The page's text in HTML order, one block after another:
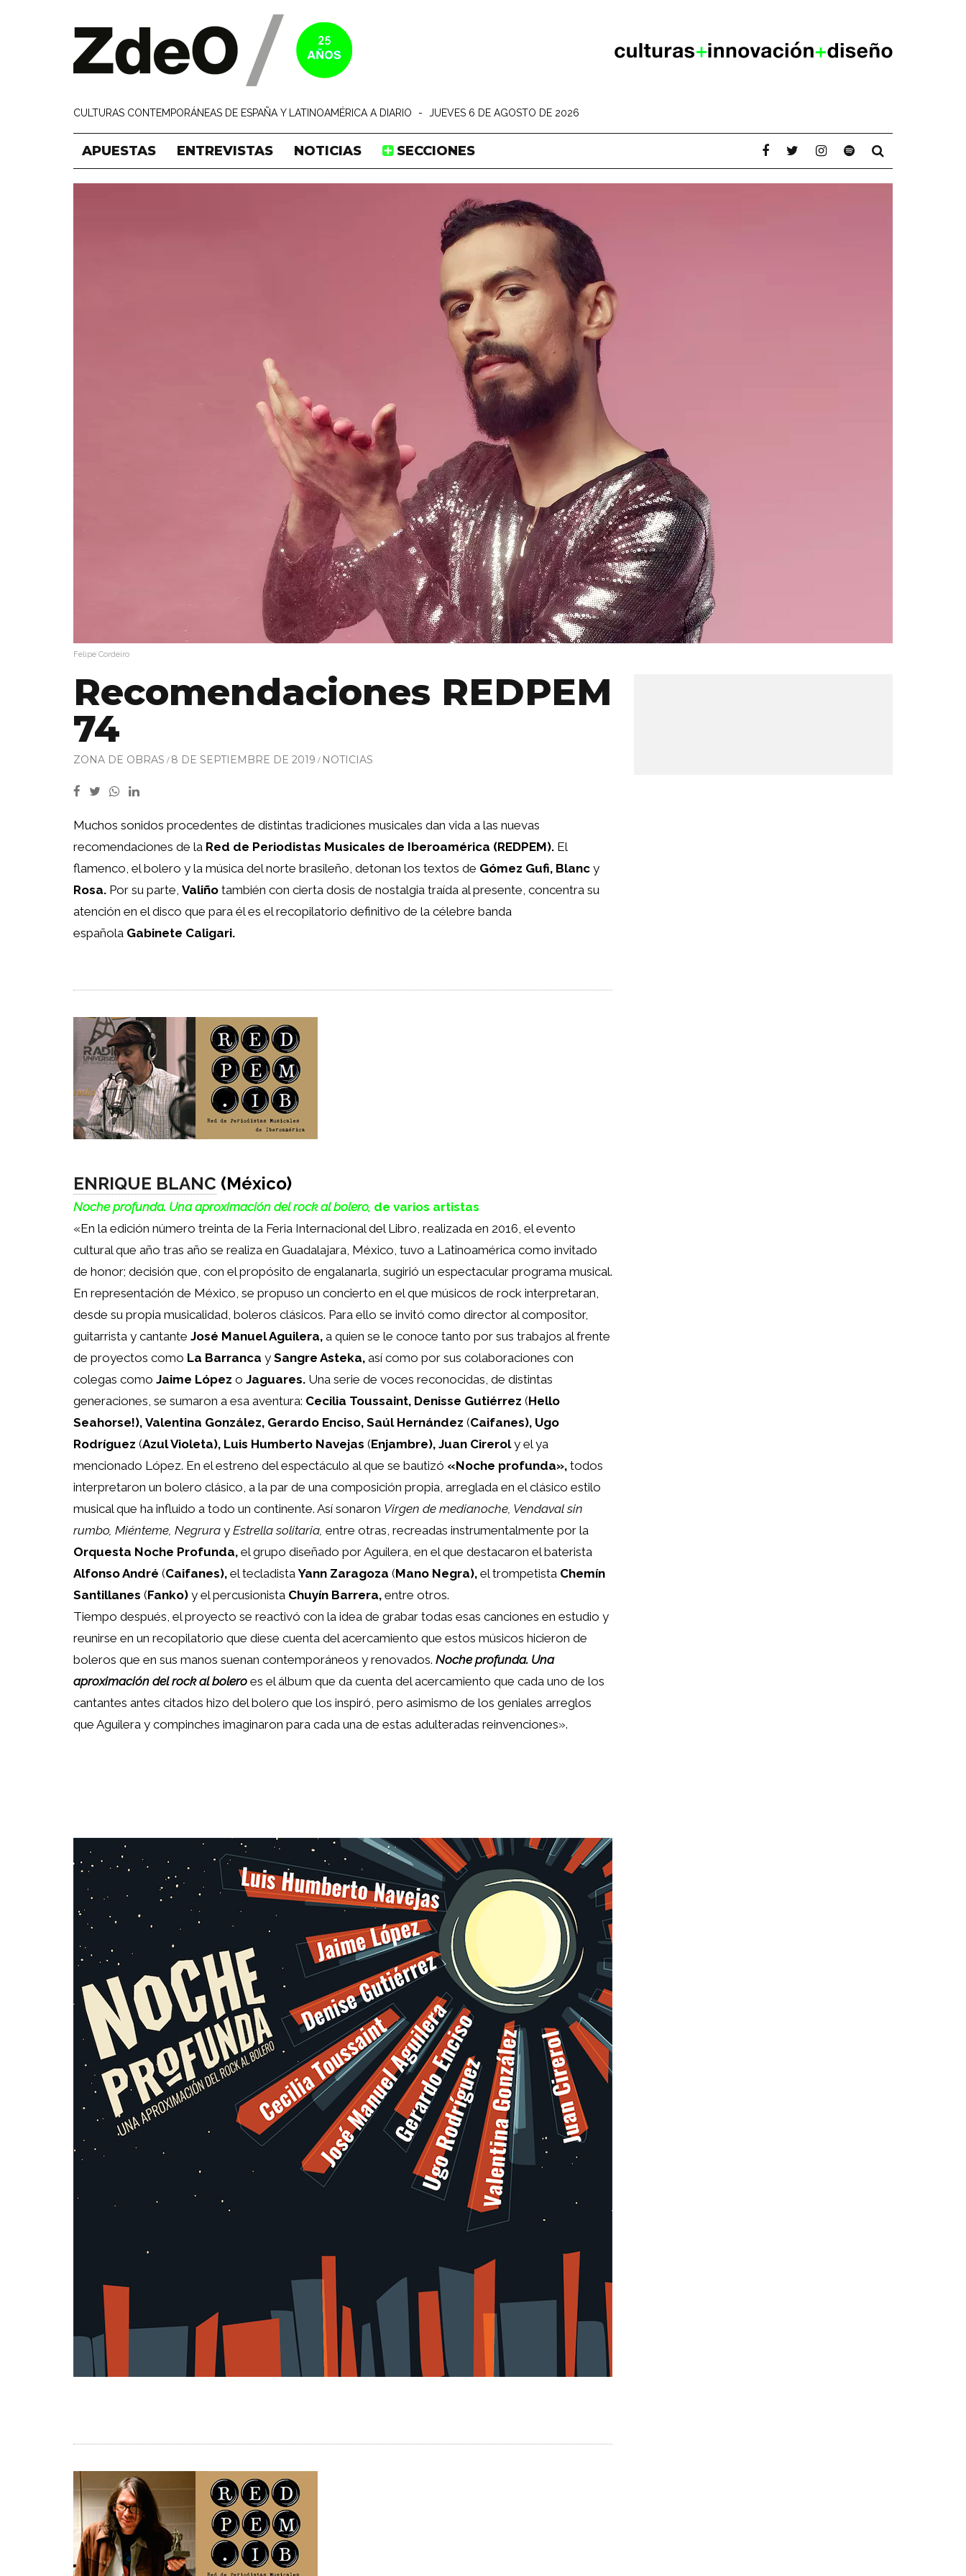
CULTURAS CONTEMPORÁNEAS DE ESPAÑA Y LATINOAMÉRICA A DIARIO - JUEVES 6 DE AGOSTO DE 2026
APUESTAS ENTREVISTAS NOTICIAS SECCIONES
Felipe Cordeiro
Recomendaciones REDPEM
74
ZONA DE OBRAS 8 DE SEPTIEMBRE DE 2019 NOTICIAS
Muchos sonidos procedentes de distintas tradiciones musicales dan vida a las nuevas
recomendaciones de la Red de Periodistas Musicales de Iberoamérica (REDPEM). El
flamenco, el bolero y la música del norte brasileño, detonan los textos de Gómez Gufi, Blanc y
Rosa. Por su parte, Valiño también con cierta dosis de nostalgia traída al presente, concentra su
atención en el disco que para él es el recopilatorio definitivo de la célebre banda
española Gabinete Caligari.
ENRIQUE BLANC (México)
Noche profunda. Una aproximación del rock al bolero, de varios artistas
«En la edición número treinta de la Feria Internacional del Libro, realizada en 2016, el evento
cultural que año tras año se realiza en Guadalajara, México, tuvo a Latinoamérica como invitado
de honor; decisión que, con el propósito de engalanarla, sugirió un espectacular programa musical.
En representación de México, se propuso un concierto en el que músicos de rock interpretaran,
desde su propia musicalidad, boleros clásicos. Para ello se invitó como director al compositor,
guitarrista y cantante José Manuel Aguilera, a quien se le conoce tanto por sus trabajos al frente
de proyectos como La Barranca y Sangre Asteka, así como por sus colaboraciones con
colegas como Jaime López o Jaguares. Una serie de voces reconocidas, de distintas
generaciones, se sumaron a esa aventura: Cecilia Toussaint, Denisse Gutiérrez (Hello
Seahorse!), Valentina González, Gerardo Enciso, Saúl Hernández (Caifanes), Ugo
Rodríguez (Azul Violeta), Luis Humberto Navejas (Enjambre), Juan Cireroly el ya
mencionado López. En el estreno del espectáculo al que se bautizó «Noche profunda», todos
interpretaron un bolero clásico, a la par de una composición propia, arreglada en el clásico estilo
musical que ha influido a todo un continente. Así sonaron Virgen de medianoche, Vendaval sin
rumbo, Miénteme, Negrura y Estrella solitaria, entre otras, recreadas instrumentalmente por la
Orquesta Noche Profunda, el grupo diseñado por Aguilera, en el que destacaron el baterista
Alfonso André (Caifanes), el tecladistaYann Zaragoza (Mano Negra), el trompetista Chemín
Santillanes (Fanko) y el percusionista Chuyín Barrera, entre otros.
Tiempo después, el proyecto se reactivó con la idea de grabar todas esas canciones en estudio y
reunirse en un recopilatorio que diese cuenta del acercamiento que estos músicos hicieron de
boleros que en sus manos suenan contemporáneos y renovados. Noche profunda. Una
aproximación del rock al bolero es el álbum que da cuenta del acercamiento que cada uno de los
cantantes antes citados hizo del bolero que los inspiró, pero asimismo de los geniales arreglos
que Aguilera y compinches imaginaron para cada una de estas adulteradas reinvenciones».